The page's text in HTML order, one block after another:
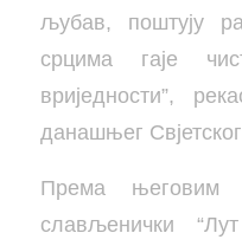
љубав, поштују
срцима гаје
вриједности”,
данашњег
Према његовим
слављенички